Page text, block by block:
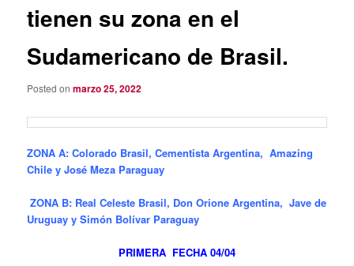
tienen su zona en el
Sudamericano de Brasil.
Posted onmarzo 25, 2022
ZONA A: Colorado Brasil, Cementista Argentina, Amazing
Chile y José Meza Paraguay
ZONA B: Real Celeste Brasil, Don Orione Argentina, Jave de
Uruguay y Simón Bolívar Paraguay
PRIMERA FECHA 04/04